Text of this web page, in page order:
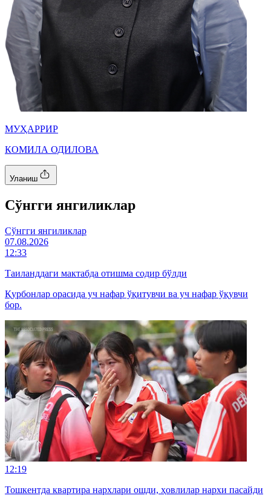
МУҲАРРИР
КОМИЛА ОДИЛОВА
Уланиш
Cўнгги янгиликлар
Cўнгги янгиликлар
07.08.2026
12:33
Таиланддаги мактабда отишма содир бўлди
Қурбонлар орасида уч нафар ўқитувчи ва уч нафар ўқувчи
бор.
12:19
Тошкентда квартира нархлари ошди, ҳовлилар нархи пасайди